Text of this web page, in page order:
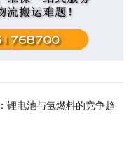
锂电池与氢燃料的竞争趋